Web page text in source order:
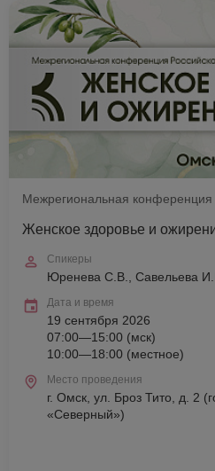
Межрегиональная
Женское здоровье и
Спикеры
Юренева С.В., Савельева
Дата и время
19 сентября 2026
07:00—15:00 (мск)
10:00—18:00 (местное)
Место проведения
г. Омск, ул. Броз Тито, д. 2
«Северный»)